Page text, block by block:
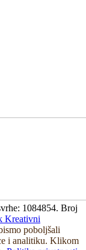
1084854. Broj
Kreativni
poboljšali
i analitiku. Klikom